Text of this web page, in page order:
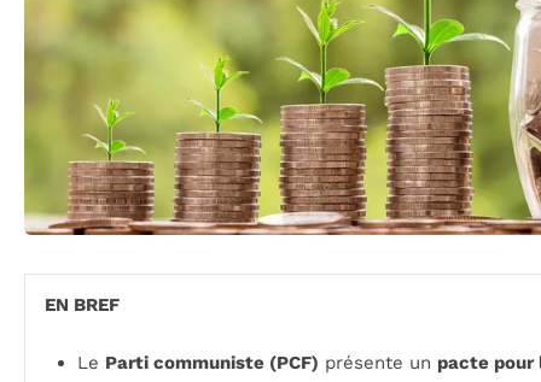
EN BREF
Le Parti communiste (PCF) présente un pacte pour